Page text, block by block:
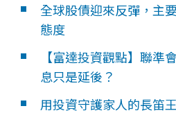
全球股債迎來反彈，主
態度
【富達投資觀點】聯準
息只是延後？
用投資守護家人的長笛